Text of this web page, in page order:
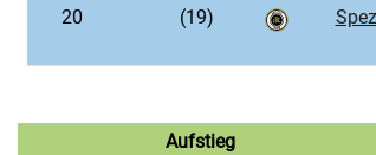
20 (19)
Aufstieg